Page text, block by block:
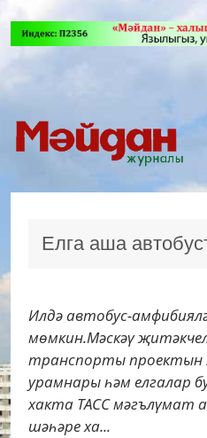
Елга аша
Илдә автобус-
мөмкин.Мәскәү
транспорты проектын
урамнары һәм елгалар
хакта ТАСС мәгълүмат
шәһәре ха...